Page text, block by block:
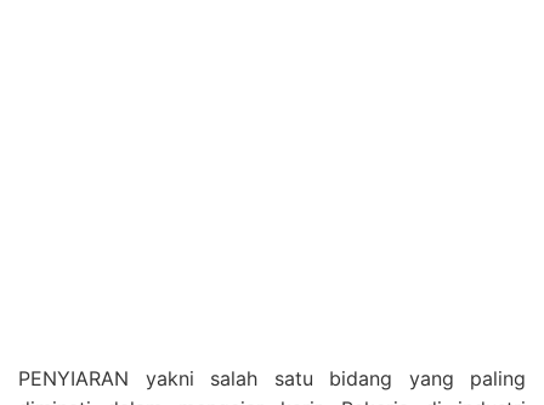
PENYIARAN yakni salah satu bidang yang paling